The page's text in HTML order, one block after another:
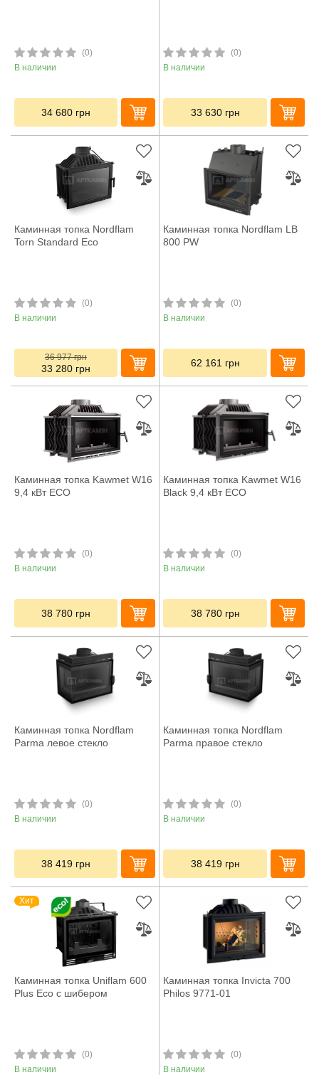
(0)
В наличии
34 680 грн
(0)
В наличии
33 630 грн
Каминная топка Nordflam
Torn Standard Eco
(0)
В наличии
36 977грн
33 280 грн
Каминная топка Nordflam LB
800 PW
(0)
В наличии
62 161 грн
Каминная топка Kawmet W16
9,4 кВт ECO
(0)
В наличии
38 780 грн
Каминная топка Kawmet W16
Black 9,4 кВт ECO
(0)
В наличии
38 780 грн
Каминная топка Nordflam
Parma левое стекло
(0)
В наличии
38 419 грн
Каминная топка Nordflam
Parma правое стекло
(0)
В наличии
38 419 грн
Хит
Каминная топка Uniflam 600
Plus Eco с шибером
(0)
В наличии
Каминная топка Invicta 700
Philos 9771-01
(0)
В наличии